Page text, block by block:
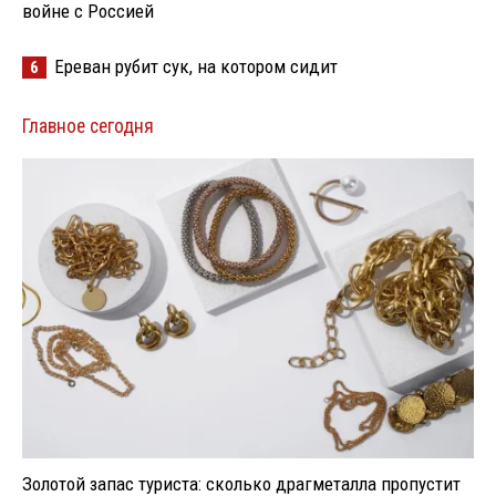
войне с Россией
6 Ереван рубит сук, на котором сидит
Главное сегодня
Золотой запас туриста: сколько драгметалла пропустит